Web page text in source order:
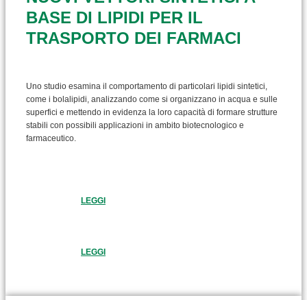
BASE DI LIPIDI PER IL
TRASPORTO DEI FARMACI
Uno studio esamina il comportamento di particolari lipidi sintetici,
come i bolalipidi, analizzando come si organizzano in acqua e sulle
superfici e mettendo in evidenza la loro capacità di formare strutture
stabili con possibili applicazioni in ambito biotecnologico e
farmaceutico.
LEGGI
LEGGI